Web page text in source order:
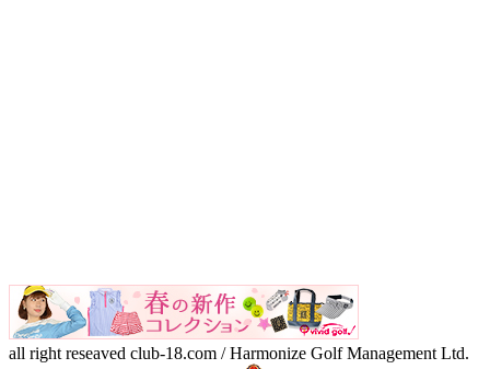
all right reseaved club-18.com / Harmonize Golf Management Ltd.